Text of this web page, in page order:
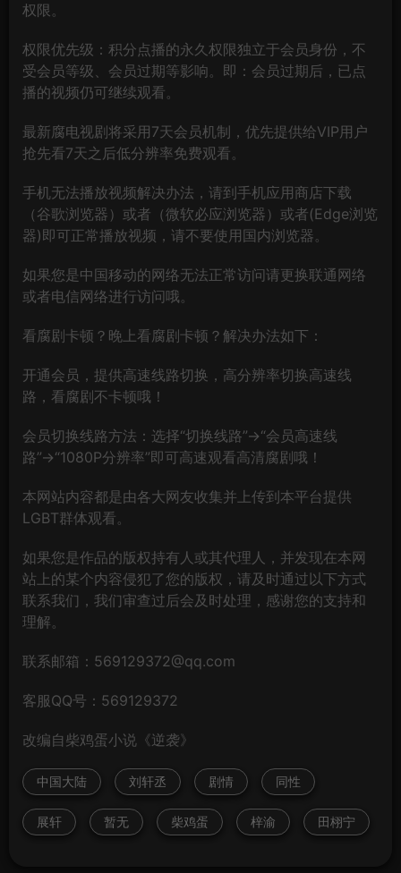
权限。
权限优先级：积分点播的永久权限独立于会员身份，不
受会员等级、会员过期等影响。即：会员过期后，已点
播的视频仍可继续观看。
最新腐电视剧将采用7天会员机制，优先提供给VIP用户
抢先看7天之后低分辨率免费观看。
手机无法播放视频解决办法，请到手机应用商店下载
（谷歌浏览器）或者（微软必应浏览器）或者(Edge浏览
器)即可正常播放视频，请不要使用国内浏览器。
如果您是中国移动的网络无法正常访问请更换联通网络
或者电信网络进行访问哦。
看腐剧卡顿？晚上看腐剧卡顿？解决办法如下：
开通会员，提供高速线路切换，高分辨率切换高速线
路，看腐剧不卡顿哦！
会员切换线路方法：选择“切换线路”→“会员高速线
路”→“1080P分辨率”即可高速观看高清腐剧哦！
本网站内容都是由各大网友收集并上传到本平台提供
LGBT群体观看。
如果您是作品的版权持有人或其代理人，并发现在本网
站上的某个内容侵犯了您的版权，请及时通过以下方式
联系我们，我们审查过后会及时处理，感谢您的支持和
理解。
联系邮箱：569129372@qq.com
客服QQ号：569129372
改编自柴鸡蛋小说《逆袭》
中国大陆 刘轩丞 剧情 同性
展轩 暂无 柴鸡蛋 梓渝 田栩宁